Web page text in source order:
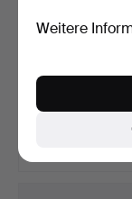
Modernistisches
Frauenporträt.
Beendet 19. Mai
Weitere